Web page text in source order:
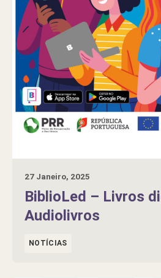
27 Janeiro, 2025
BiblioLed – Livros
Audiolivros
NOTÍCIAS